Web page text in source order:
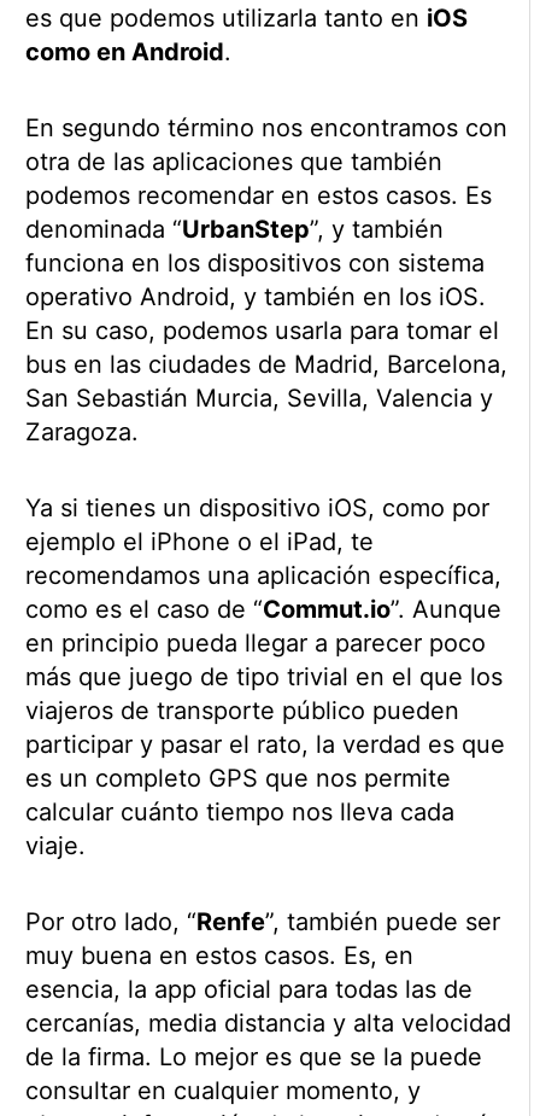
es que podemos utilizarla tanto en iOS
como en Android.
En segundo término nos encontramos con
otra de las aplicaciones que también
podemos recomendar en estos casos. Es
denominada “UrbanStep”, y también
funciona en los dispositivos con sistema
operativo Android, y también en los iOS.
En su caso, podemos usarla para tomar el
bus en las ciudades de Madrid, Barcelona,
San Sebastián Murcia, Sevilla, Valencia y
Zaragoza.
Ya si tienes un dispositivo iOS, como por
ejemplo el iPhone o el iPad, te
recomendamos una aplicación específica,
como es el caso de “Commut.io”. Aunque
en principio pueda llegar a parecer poco
más que juego de tipo trivial en el que los
viajeros de transporte público pueden
participar y pasar el rato, la verdad es que
es un completo GPS que nos permite
calcular cuánto tiempo nos lleva cada
viaje.
Por otro lado, “Renfe”, también puede ser
muy buena en estos casos. Es, en
esencia, la app oficial para todas las de
cercanías, media distancia y alta velocidad
de la firma. Lo mejor es que se la puede
consultar en cualquier momento, y